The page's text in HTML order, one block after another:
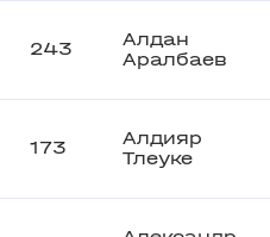
243
Алдан
Аралбаев
173
Алдияр
Тлеуке